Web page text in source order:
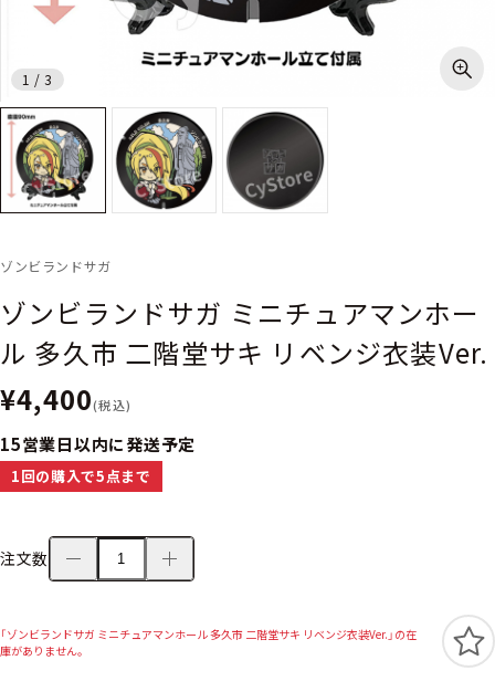
1 / 3
ゾンビランドサガ
ゾンビランドサガ ミニチュアマンホー
ル 多久市 二階堂サキ リベンジ衣装Ver.
¥4,400(税込)
15営業日以内に発送予定
1回の購入で5点まで
注文数
「ゾンビランドサガ ミニチュアマンホール 多久市 二階堂サキ リベンジ衣装Ver.」の在
庫がありません。